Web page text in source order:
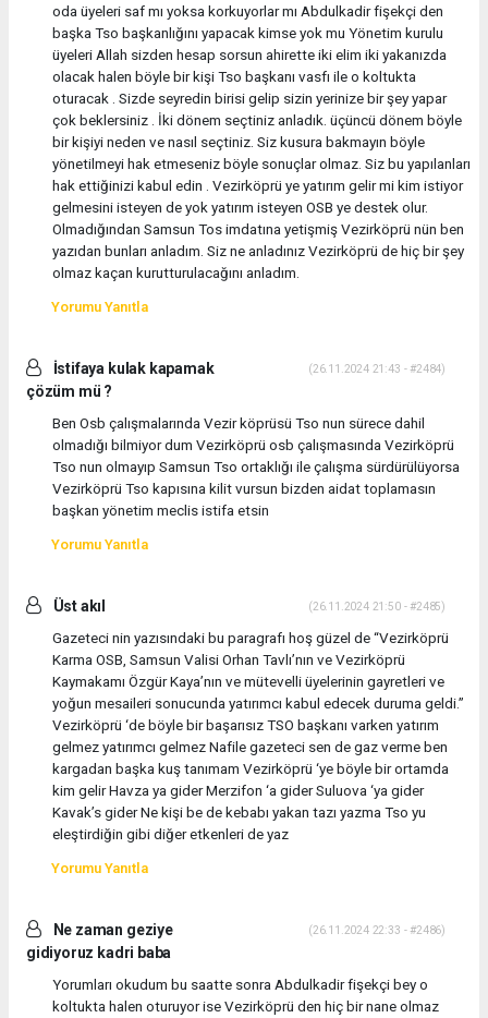
oda üyeleri saf mı yoksa korkuyorlar mı Abdulkadir fişekçi den
başka Tso başkanlığını yapacak kimse yok mu Yönetim kurulu
üyeleri Allah sizden hesap sorsun ahirette iki elim iki yakanızda
olacak halen böyle bir kişi Tso başkanı vasfı ile o koltukta
oturacak . Sizde seyredin birisi gelip sizin yerinize bir şey yapar
çok beklersiniz . İki dönem seçtiniz anladık. üçüncü dönem böyle
bir kişiyi neden ve nasıl seçtiniz. Siz kusura bakmayın böyle
yönetilmeyi hak etmeseniz böyle sonuçlar olmaz. Siz bu yapılanları
hak ettiğinizi kabul edin . Vezirköprü ye yatırım gelir mi kim istiyor
gelmesini isteyen de yok yatırım isteyen OSB ye destek olur.
Olmadığından Samsun Tos imdatına yetişmiş Vezirköprü nün ben
yazıdan bunları anladım. Siz ne anladınız Vezirköprü de hiç bir şey
olmaz kaçan kurutturulacağını anladım.
Yorumu Yanıtla
İstifaya kulak kapamak
çözüm mü ?
(26.11.2024 21:43 - #2484)
Ben Osb çalışmalarında Vezir köprüsü Tso nun sürece dahil
olmadığı bilmiyor dum Vezirköprü osb çalışmasında Vezirköprü
Tso nun olmayıp Samsun Tso ortaklığı ile çalışma sürdürülüyorsa
Vezirköprü Tso kapısına kilit vursun bizden aidat toplamasın
başkan yönetim meclis istifa etsin
Yorumu Yanıtla
Üst akıl (26.11.2024 21:50 - #2485)
Gazeteci nin yazısındaki bu paragrafı hoş güzel de “Vezirköprü
Karma OSB, Samsun Valisi Orhan Tavlı’nın ve Vezirköprü
Kaymakamı Özgür Kaya’nın ve mütevelli üyelerinin gayretleri ve
yoğun mesaileri sonucunda yatırımcı kabul edecek duruma geldi.”
Vezirköprü ‘de böyle bir başarısız TSO başkanı varken yatırım
gelmez yatırımcı gelmez Nafile gazeteci sen de gaz verme ben
kargadan başka kuş tanımam Vezirköprü ‘ye böyle bir ortamda
kim gelir Havza ya gider Merzifon ‘a gider Suluova ‘ya gider
Kavak’s gider Ne kişi be de kebabı yakan tazı yazma Tso yu
eleştirdiğin gibi diğer etkenleri de yaz
Yorumu Yanıtla
Ne zaman geziye
gidiyoruz kadri baba
(26.11.2024 22:33 - #2486)
Yorumları okudum bu saatte sonra Abdulkadir fişekçi bey o
koltukta halen oturuyor ise Vezirköprü den hiç bir nane olmaz